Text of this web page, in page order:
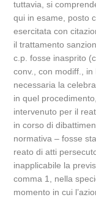
tuttavia, si
qui in esame, posto
esercitata con
il trattamento
c.p. fosse inasprito
conv., con modiff., in
necessaria la
in quel
intervenuto per il
in corso di
normativa – fosse
reato di atti
inapplicabile la
comma 1, nella
momento in cui